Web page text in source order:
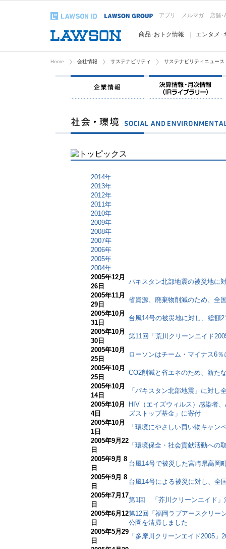
アプリ メルマガ 店舗･
商品･おトク情報 エンタメ･
Home 会社情報 サステナビリティ サステナビリティニュース
企業情報
2014年
2013年
2012年
2011年
2010年
2009年
2008年
2007年
2006年
2005年
2004年
2005年12月
26日
パキスタン北部地震の被災地に
2005年11月
29日
省資源、廃棄物削減のため、全
2005年10月
31日
台風14号の被災地に対し、総額
2005年10月
30日
第11回「荒川クリーンエイド
2005年10月
25日
ローソンはチーム・マイナス6
2005年10月
25日
CO2削減と省エネのため、新た
2005年10月
14日
「パキスタン北部地震」に対し
2005年10月
4日
HIV（エイズウィルス）感染者
ズストップ基金」に寄付
2005年10月
1日
「環境にやさしい買い物キャン
2005年9月22
日
「環境保全・社会貢献活動への
2005年9月 8
日
台風14号で被災した宮崎県高岡
2005年9月 8
日
台風14号による被災に対し、全
2005年7月17
日
第1回 「芥川クリーンエイド」
2005年6月12
日
第12回「福岡ラブアースクリー
公園を清掃しました
2005年5月29
日
「多摩川クリーンエイド2005